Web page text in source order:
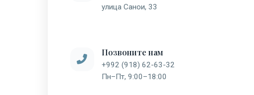
улица Санои, 33
Позвоните нам
+992 (918) 62-63-32
Пн–Пт, 9:00–18:00